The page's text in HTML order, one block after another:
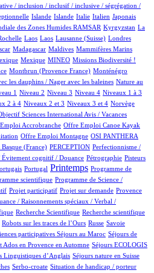
/ inclusion / inclusif / inclusive / ségrégation /
Islande Islande Italie Italien Japonais
des Zones Humides RAMSAR Kyrgyzstan La
Laos Laos Lausanne (Suisse) Londres
Madagascar Maldives Mammifères Marins
Mexique MINEO Missions Biodiversité !
Montbrun (Provence France) Monténégro
les dauphins / Nager avec les baleines Nature au
1 Niveau 2 Niveau 3 Niveau 4 Niveaux 1 à 3
2 à 4 Niveaux 2 et 3 Niveaux 3 et 4 Norvège
Sciences International Avis / Vacances
Accrobranche Offre Emploi Canoe Kayak
Offre Emploi Montagne OSI PANTHERA
Basque (France) PERCEPTION Perfectionnisme /
cognitif / Douance Pétrographie Pisteurs
Portugal Printemps Programme de
scientifique Programme de Science /
Projet participatif Projet sur demande Provence
/ Raisonnements spéciaux / Verbal /
Recherche Scientifique Recherche scientifique
Robots sur les traces de l’Ours Russe Savoie
participatives Séjours au Maroc Séjours de
Ados en Provence en Automne Séjours ECOLOGIS
Linguistiques d’Anglais Séjours nature en Suisse
Serbo-croate Situation de handicap / porteur